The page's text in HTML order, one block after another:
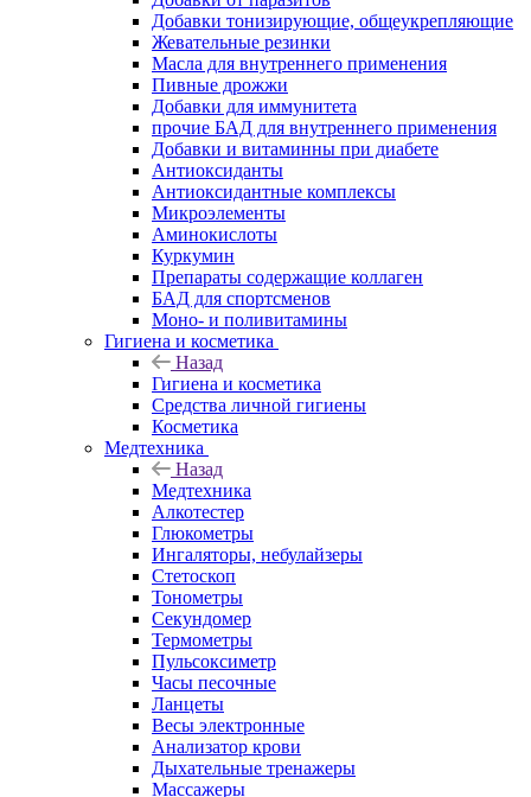
Добавки тонизирующие, общеукрепляющие
Жевательные резинки
Масла для внутреннего применения
Пивные дрожжи
Добавки для иммунитета
прочие БАД для внутреннего применения
Добавки и витаминны при диабете
Антиоксиданты
Антиоксидантные комплексы
Микроэлементы
Аминокислоты
Куркумин
Препараты содержащие коллаген
БАД для спортсменов
Моно- и поливитамины
Гигиена и косметика
Назад
Гигиена и косметика
Средства личной гигиены
Косметика
Медтехника
Назад
Медтехника
Алкотестер
Глюкометры
Ингаляторы, небулайзеры
Стетоскоп
Тонометры
Секундомер
Термометры
Пульсоксиметр
Часы песочные
Ланцеты
Весы электронные
Анализатор крови
Дыхательные тренажеры
Массажеры